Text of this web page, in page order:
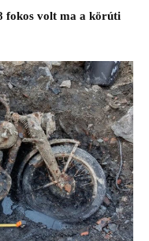
fokos volt ma a körúti